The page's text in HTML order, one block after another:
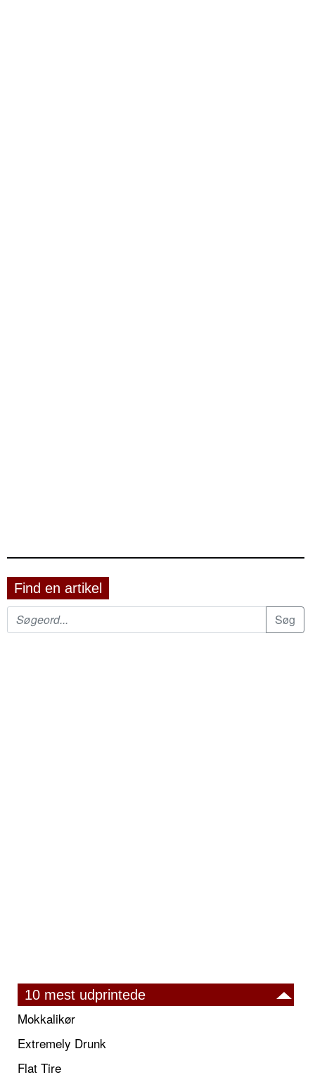
Find en artikel
10 mest udprintede
Mokkalikør
Extremely Drunk
Flat Tire